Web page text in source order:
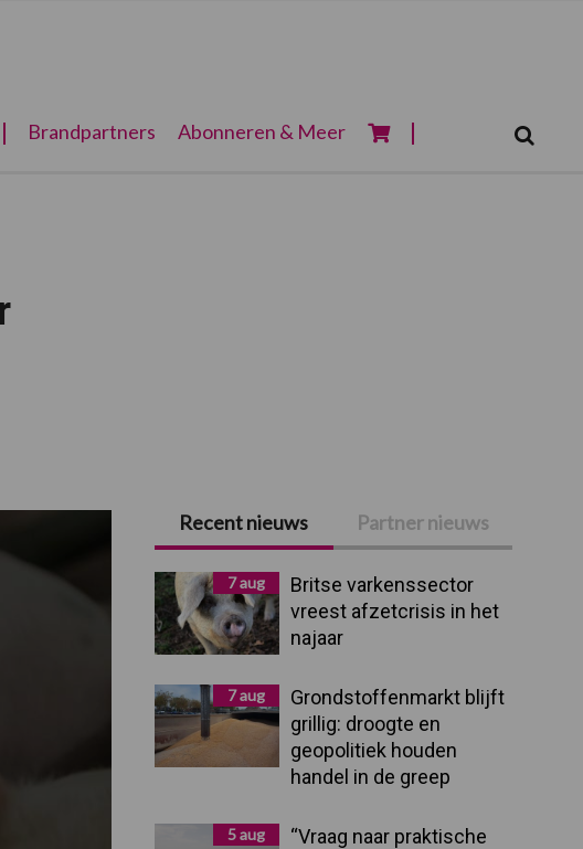
Brandpartners Abonneren & Meer
Primaire
Sidebar
Recent nieuws Partner nieuws
7 aug
Britse varkenssector
vreest afzetcrisis in het
najaar
7 aug
Grondstoffenmarkt blijft
grillig: droogte en
geopolitiek houden
handel in de greep
5 aug
“Vraag naar praktische